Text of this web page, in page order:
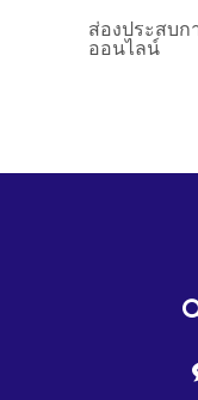
ส่องประสบ
ออนไลน์